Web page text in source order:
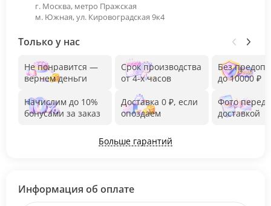
г. Москва, метро Пражская
м. Южная, ул. Кировоградская 9к4
Только у нас
Не понравится —
вернем деньги
Начислим до 10%
бонусами за заказ
Срок производства
от 4-х часов
Доставка 0 ₽, если
опоздаем
Без
до 10000 ₽
Фото перед
доставкой
Больше гарантий
Информация об оплате